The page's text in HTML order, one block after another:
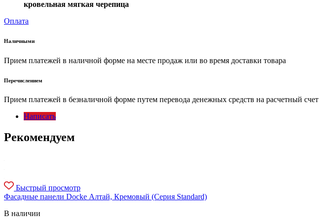
кровельная мягкая черепица
Оплата
Наличными
Прием платежей в наличной форме на месте продаж или во время доставки товара
Перечислением
Прием платежей в безналичной форме путем перевода денежных средств на расчетный счет
Написать
Рекомендуем
Быстрый просмотр
Фасадные панели Docke Алтай, Кремовый (Серия Standard)
В наличии